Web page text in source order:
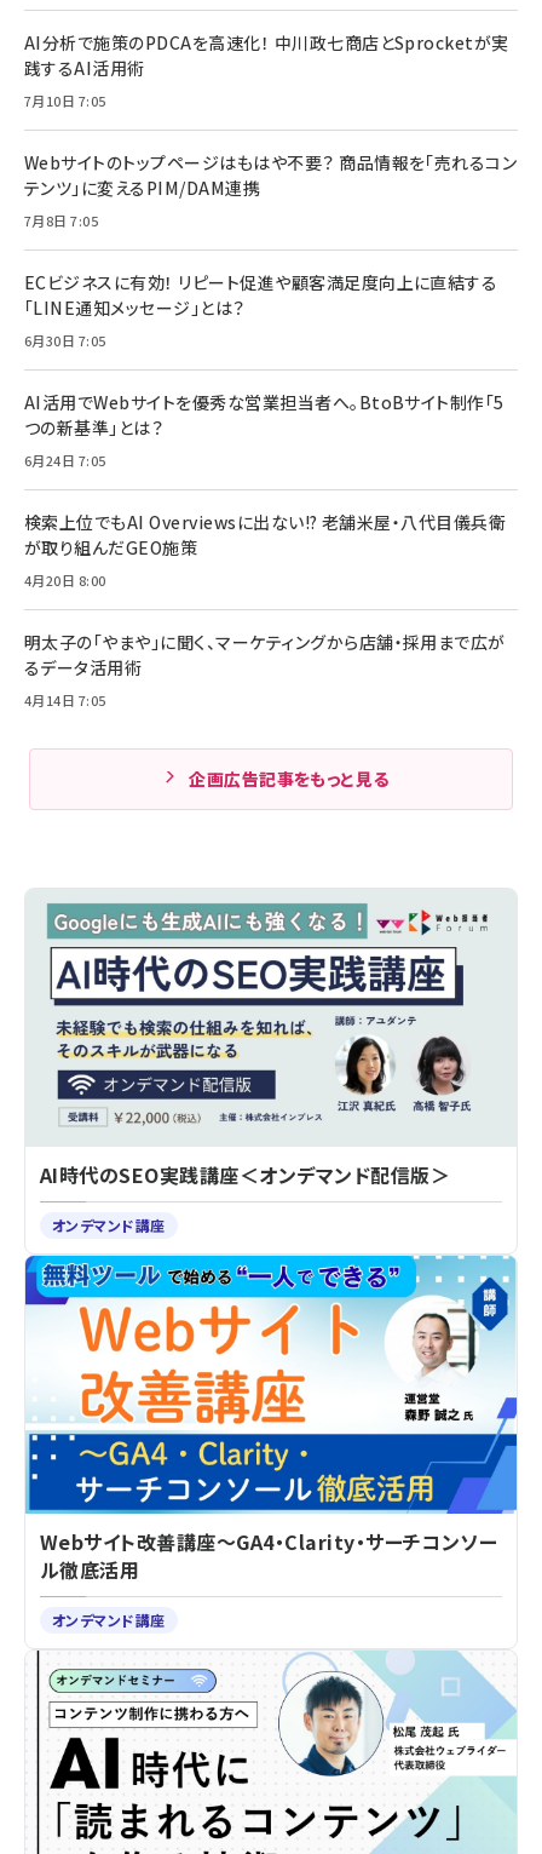
AI分析で施策のPDCAを高速化！ 中川政七商店とSprocketが実
践するAI活用術
7月10日 7:05
Webサイトのトップページはもはや不要？ 商品情報を「売れるコン
テンツ」に変えるPIM/DAM連携
7月8日 7:05
ECビジネスに有効！ リピート促進や顧客満足度向上に直結する
「LINE通知メッセージ」とは？
6月30日 7:05
AI活用でWebサイトを優秀な営業担当者へ。BtoBサイト制作「5
つの新基準」とは？
6月24日 7:05
検索上位でもAI Overviewsに出ない!? 老舗米屋・八代目儀兵衛
が取り組んだGEO施策
4月20日 8:00
明太子の「やまや」に聞く、マーケティングから店舗・採用まで広が
るデータ活用術
4月14日 7:05
企画広告記事をもっと見る
AI時代のSEO実践講座＜オンデマンド配信版＞
オンデマンド講座
Webサイト改善講座～GA4・Clarity・サーチコンソー
ル徹底活用
オンデマンド講座